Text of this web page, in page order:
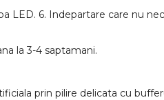
LED. 6. Indepartare care nu
la 3-4 saptamani.
prin pilire delicata cu